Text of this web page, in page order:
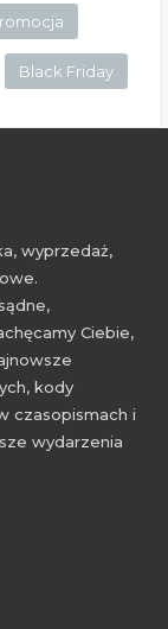
Black Friday
wyprzedaż,
Ciebie,
kody
czasopismach i
wydarzenia